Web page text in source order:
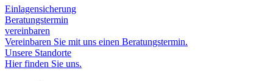
Einlagensicherung
Beratungstermin
vereinbaren
Vereinbaren Sie mit uns einen Beratungstermin.
Unsere Standorte
Hier finden Sie uns.